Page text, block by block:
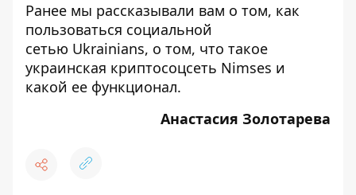
Ранее мы рассказывали вам о том, как
пользоваться социальной
сетью Ukrainians, о том, что такое
украинская криптосоцсеть Nimses и
какой ее функционал.
Анастасия Золотарева